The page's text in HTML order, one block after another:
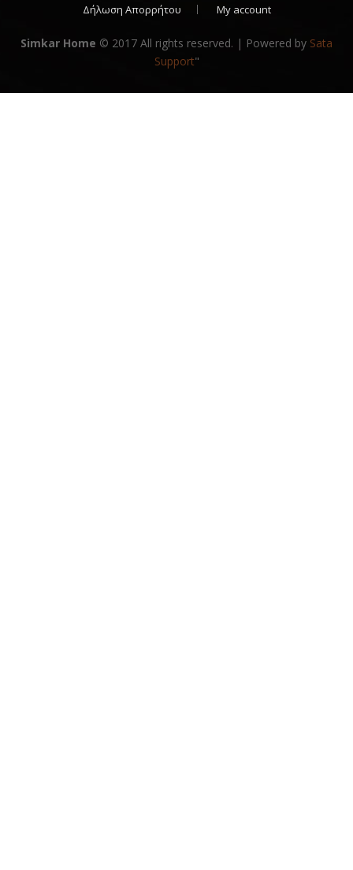
Δήλωση Απορρήτου
My account
Simkar Home © 2017 All rights reserved. | Powered by Sata
Support"